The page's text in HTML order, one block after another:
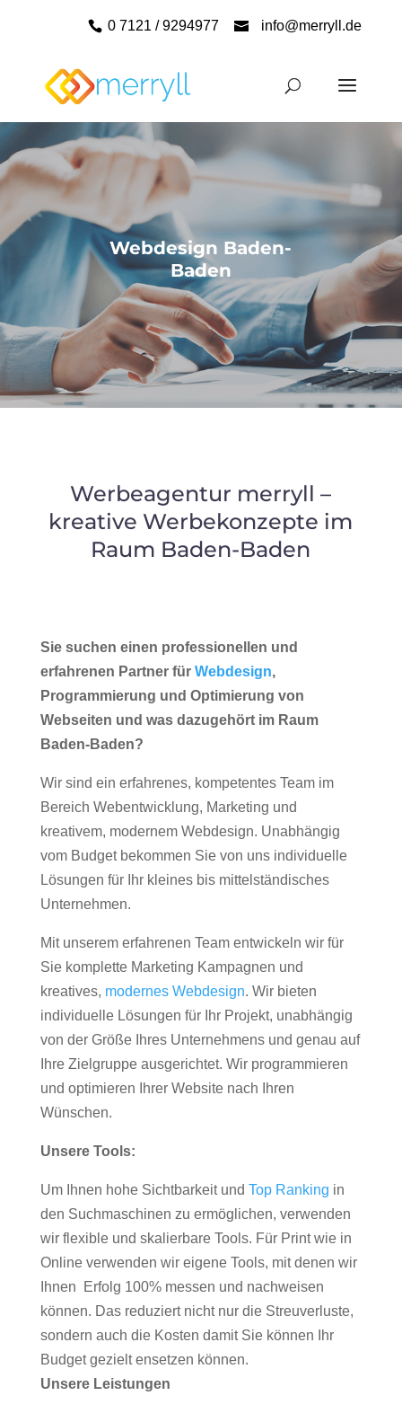
0 7121 / 9294977 info@merryll.de
Webdesign Baden-
Baden
Werbeagentur merryll –
kreative Werbekonzepte im
Raum Baden-Baden
Sie suchen einen professionellen und
erfahrenen Partner für Webdesign,
Programmierung und Optimierung von
Webseiten und was dazugehört im Raum
Baden-Baden?
Wir sind ein erfahrenes, kompetentes Team im
Bereich Webentwicklung, Marketing und
kreativem, modernem Webdesign. Unabhängig
vom Budget bekommen Sie von uns individuelle
Lösungen für Ihr kleines bis mittelständisches
Unternehmen.
Mit unserem erfahrenen Team entwickeln wir für
Sie komplette Marketing Kampagnen und
kreatives, modernes Webdesign. Wir bieten
individuelle Lösungen für Ihr Projekt, unabhängig
von der Größe Ihres Unternehmens und genau auf
Ihre Zielgruppe ausgerichtet. Wir programmieren
und optimieren Ihrer Website nach Ihren
Wünschen.
Unsere Tools:
Um Ihnen hohe Sichtbarkeit und Top Ranking in
den Suchmaschinen zu ermöglichen, verwenden
wir flexible und skalierbare Tools. Für Print wie in
Online verwenden wir eigene Tools, mit denen wir
Ihnen Erfolg 100% messen und nachweisen
können. Das reduziert nicht nur die Streuverluste,
sondern auch die Kosten damit Sie können Ihr
Budget gezielt ensetzen können.
Unsere Leistungen